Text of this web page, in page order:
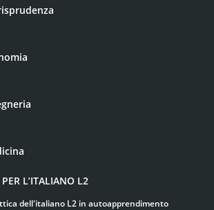
L’ITALIANO L2
dell'italiano L2 in autoapprendimento